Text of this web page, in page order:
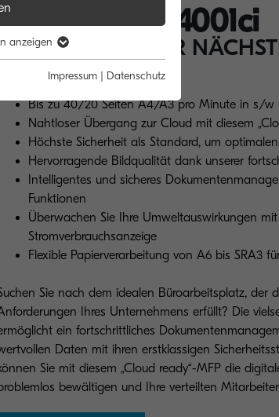
MZ4001ci
DER
Bis zu 40/20 Seiten A4/A3 pro Minute in s/w
Nahtloser Übergang zur Cloud mit diesem
Höchste Sicherheit als Standard, um
Hervorragende Bildqualität dank unserer
Intelligentes und sicheres
Funktionen
Überwachen Sie Ihre Umweltauswirkungen
Stromverbrauchsanzeige
Flexible Papierverarbeitung von A6 bis SRA3
Sie nach dem idealen Büroarbeitsplatz, der
Ihres Unternehmens erfüllt? Die
ein fortschrittliches
Daten mit ihren erstklassigen
Sie mit diesem „Cloud ready“-MFP die
bewältigen und Ihre verteilten
anzeigen
Impressum | Datenschutz